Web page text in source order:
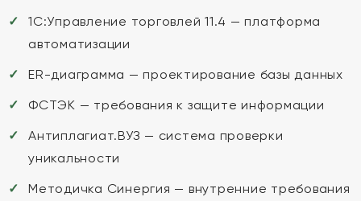
1С:Управление торговлей 11.4 — платформа
автоматизации
ER-диаграмма — проектирование базы данных
ФСТЭК — требования к защите информации
Антиплагиат.ВУЗ — система проверки
уникальности
Методичка Синергия — внутренние требования